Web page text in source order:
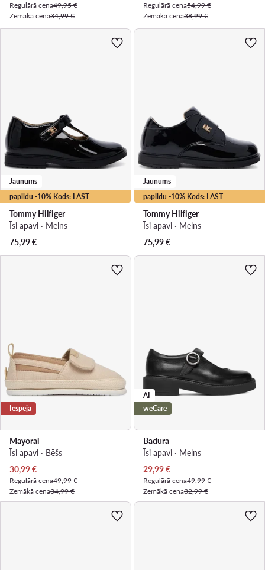
Regulārā cena49,95 €
Zemākā cena34,99 €
Regulārā cena54,99 €
Zemākā cena38,99 €
papildu -10% Kods: LAST
Jaunums
Tommy Hilfiger
Īsi apavi · Melns
75,99€
papildu -10% Kods: LAST
Jaunums
Tommy Hilfiger
Īsi apavi · Melns
75,99€
Iespēja
Mayoral
Īsi apavi · Bēšs
Pašreizējā cena
30,99€
Regulārā cena49,99 €
Zemākā cena34,99 €
AI
weCare
Badura
Īsi apavi · Melns
Pašreizējā cena
29,99€
Regulārā cena49,99 €
Zemākā cena32,99 €